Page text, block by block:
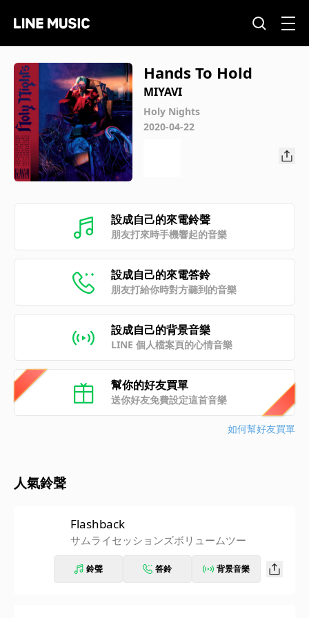
Hands To Hold
MIYAVI
Holy Nights
2020-04-22
設成自己的來電鈴聲
朋友打來時手機響起的音樂
設成自己的來電答鈴
朋友打給你時對方聽到的音樂
設成自己的背景音樂
LINE 個人檔案頁的心情音樂
幫你的好友買單
送你好友免費設定這首音樂
如何幫好友買單
人氣鈴聲
Flashback
サムライセッションズボリュームツー
鈴聲 答鈴 背景音樂